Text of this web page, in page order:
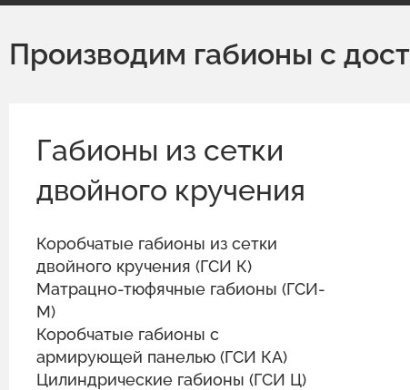
Производим габионы с
Габионы из сетки
двойного кручения
Коробчатые габионы из сетки
двойного кручения (ГСИ К)
Матрацно-тюфячные габионы (ГСИ-
М)
Коробчатые габионы с
армирующей панелью (ГСИ КА)
Цилиндрические габионы (ГСИ Ц)